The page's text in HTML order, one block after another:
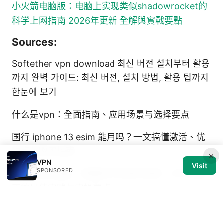
小火箭电脑版：电脑上实现类似shadowrocket的
科学上网指南 2026年更新 全解與實戰要點
Sources:
Softether vpn download 최신 버전 설치부터 활용
까지 완벽 가이드: 최신 버전, 설치 방법, 활용 팁까지
한눈에 보기
什么是vpn：全面指南、应用场景与选择要点
国行 iphone 13 esim 能用吗？一文搞懂激活、优
缺点与购买指南
Clash怎么设置：完整新手到进阶指南，VPN场景
×
VPN
SPONSORED
Visit